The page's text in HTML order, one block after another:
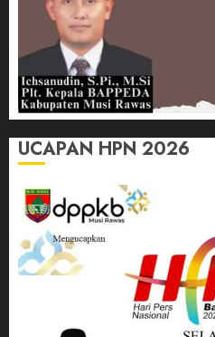
UCAPAN HPN 2026